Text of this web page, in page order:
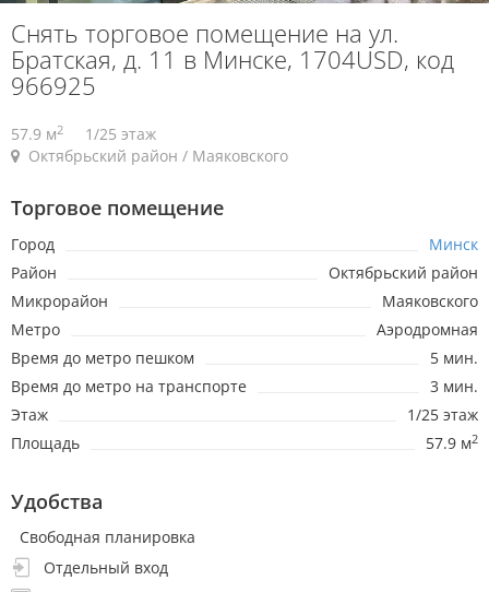
Снять торговое помещение на ул.
Братская, д. 11 в Минске, 1704USD, код
966925
57.9 м2
1/25 этаж
Октябрьский район / Маяковского
Торговое помещение
Город
Минск
Район
Октябрьский район
Микрорайон
Маяковского
Метро
Аэродромная
Время до метро пешком
5 мин.
Время до метро на транспорте
3 мин.
Этаж
1/25 этаж
Площадь
57.9 м2
Удобства
Свободная планировка
Отдельный вход